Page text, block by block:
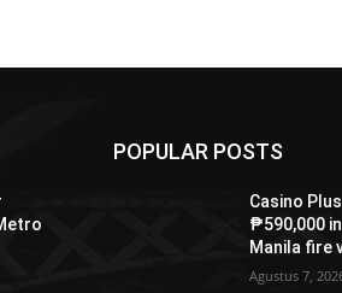
POPULAR POSTS
Casino
₱590,000
Manila fire
Agustus 7,